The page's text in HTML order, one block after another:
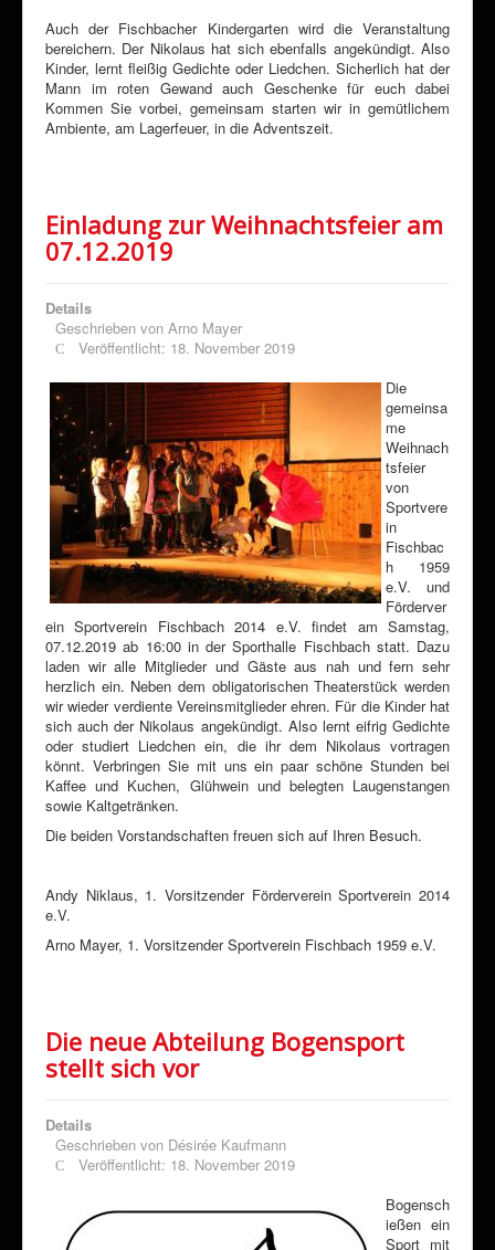
Auch der Fischbacher Kindergarten wird die Veranstaltung
bereichern. Der Nikolaus hat sich ebenfalls angekündigt. Also
Kinder, lernt fleißig Gedichte oder Liedchen. Sicherlich hat der
Mann im roten Gewand auch Geschenke für euch dabei
Kommen Sie vorbei, gemeinsam starten wir in gemütlichem
Ambiente, am Lagerfeuer, in die Adventszeit.
Einladung zur Weihnachtsfeier am
07.12.2019
Details
Geschrieben von Arno Mayer
Veröffentlicht: 18. November 2019
Die
gemeinsa
me
Weihnach
tsfeier
von
Sportvere
in
Fischbac
h 1959
e.V. und
Förderver
ein Sportverein Fischbach 2014 e.V. findet am Samstag,
07.12.2019 ab 16:00 in der Sporthalle Fischbach statt. Dazu
laden wir alle Mitglieder und Gäste aus nah und fern sehr
herzlich ein. Neben dem obligatorischen Theaterstück werden
wir wieder verdiente Vereinsmitglieder ehren. Für die Kinder hat
sich auch der Nikolaus angekündigt. Also lernt eifrig Gedichte
oder studiert Liedchen ein, die ihr dem Nikolaus vortragen
könnt. Verbringen Sie mit uns ein paar schöne Stunden bei
Kaffee und Kuchen, Glühwein und belegten Laugenstangen
sowie Kaltgetränken.
Die beiden Vorstandschaften freuen sich auf Ihren Besuch.
Andy Niklaus, 1. Vorsitzender Förderverein Sportverein 2014
e.V.
Arno Mayer, 1. Vorsitzender Sportverein Fischbach 1959 e.V.
Die neue Abteilung Bogensport
stellt sich vor
Details
Geschrieben von Désirée Kaufmann
Veröffentlicht: 18. November 2019
Bogensch
ießen ein
Sport mit